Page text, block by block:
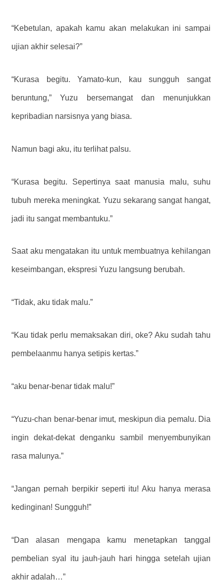
“Kebetulan, apakah kamu akan melakukan ini sampai
ujian akhir selesai?”
“Kurasa begitu. Yamato-kun, kau sungguh sangat
beruntung,” Yuzu bersemangat dan menunjukkan
kepribadian narsisnya yang biasa.
Namun bagi aku, itu terlihat palsu.
“Kurasa begitu. Sepertinya saat manusia malu, suhu
tubuh mereka meningkat. Yuzu sekarang sangat hangat,
jadi itu sangat membantuku.”
Saat aku mengatakan itu untuk membuatnya kehilangan
keseimbangan, ekspresi Yuzu langsung berubah.
“Tidak, aku tidak malu.”
“Kau tidak perlu memaksakan diri, oke? Aku sudah tahu
pembelaanmu hanya setipis kertas.”
“aku benar-benar tidak malu!”
“Yuzu-chan benar-benar imut, meskipun dia pemalu. Dia
ingin dekat-dekat denganku sambil menyembunyikan
rasa malunya.”
“Jangan pernah berpikir seperti itu! Aku hanya merasa
kedinginan! Sungguh!”
“Dan alasan mengapa kamu menetapkan tanggal
pembelian syal itu jauh-jauh hari hingga setelah ujian
akhir adalah…”